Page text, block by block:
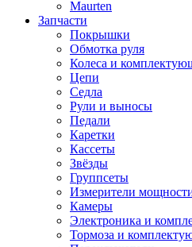
Maurten
Запчасти
Покрышки
Обмотка руля
Колеса и
Цепи
Седла
Рули и выносы
Педали
Каретки
Кассеты
Звёзды
Группсеты
Измерители
Камеры
Электроника и
Тормоза и